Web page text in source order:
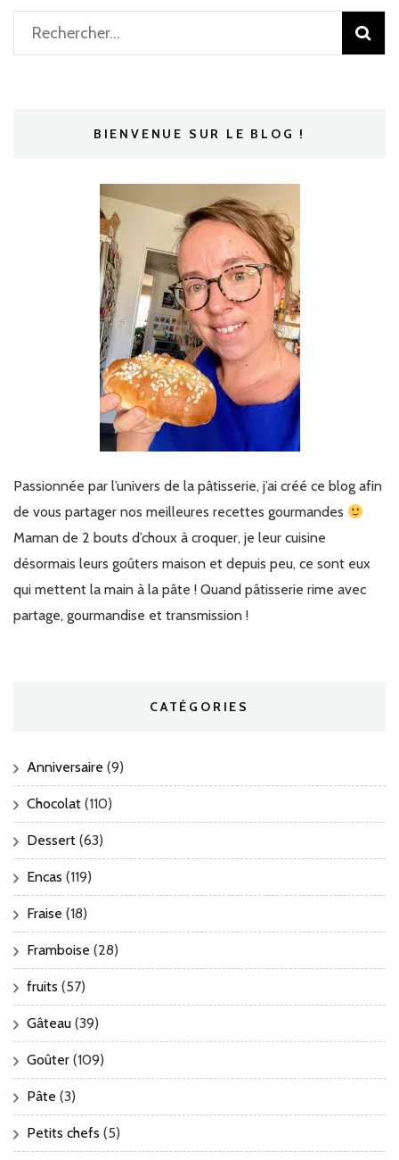
Rechercher :
BIENVENUE SUR LE BLOG !
Passionnée par l’univers de la pâtisserie, j’ai créé ce blog afin
de vous partager nos meilleures recettes gourmandes
Maman de 2 bouts d’choux à croquer, je leur cuisine
désormais leurs goûters maison et depuis peu, ce sont eux
qui mettent la main à la pâte ! Quand pâtisserie rime avec
partage, gourmandise et transmission !
CATÉGORIES
Anniversaire (9)
Chocolat (110)
Dessert (63)
Encas (119)
Fraise (18)
Framboise (28)
fruits (57)
Gâteau (39)
Goûter (109)
Pâte (3)
Petits chefs (5)